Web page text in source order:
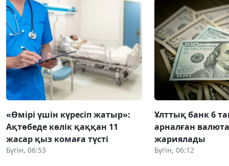
«Өмірі үшін күресіп жатыр»:
Ақтөбеде көлік қаққан 11
жасар қыз комаға түсті
Бүгін, 06:53
Ұлттық банк 6
арналған
жариялады
Бүгін, 06:12